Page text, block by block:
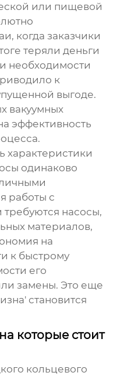
или пищевой
когда заказчики
теряли деньги
необходимости
к
выгоде.
вакуумных
эффективность
характеристики
одинаково
работы с
насосы,
материалов,
на
к быстрому
его
замены. Это еще
становится
которые стоит
кольцевого